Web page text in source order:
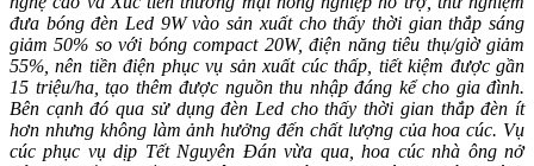
đưa bóng đèn Led 9W vào sản xuất cho thấy thời gian thắp sáng
giảm 50% so với bóng compact 20W, điện năng tiêu thụ/giờ giảm
55%, nên tiền điện phục vụ sản xuất cúc thấp, tiết kiệm được gần
15 triệu/ha, tạo thêm được nguồn thu nhập đáng kể cho gia đình.
Bên cạnh đó qua sử dụng đèn Led cho thấy thời gian thắp đèn ít
hơn nhưng không làm ảnh hưởng đến chất lượng của hoa cúc. Vụ
cúc phục vụ dịp Tết Nguyên Đán vừa qua, hoa cúc nhà ông nở